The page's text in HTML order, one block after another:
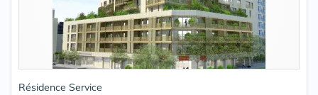
Résidence Service